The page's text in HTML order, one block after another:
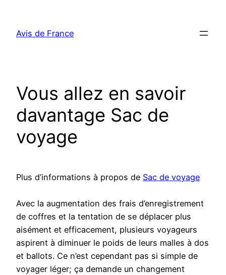
contenu
Avis de France
Vous allez en savoir
davantage Sac de
voyage
Plus d’informations à propos de Sac de voyage
Avec la augmentation des frais d’enregistrement
de coffres et la tentation de se déplacer plus
aisément et efficacement, plusieurs voyageurs
aspirent à diminuer le poids de leurs malles à dos
et ballots. Ce n’est cependant pas si simple de
voyager léger; ça demande un changement